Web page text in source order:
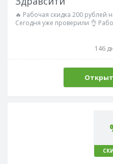
🔥 Рабочая скидка 200 рублей
Сегодня уже проверили 👌
146